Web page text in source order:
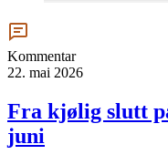
Kommentar
22. mai 2026
Fra kjølig slutt
juni